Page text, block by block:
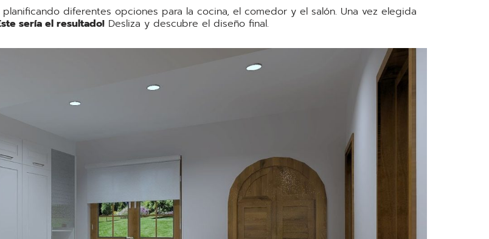
diferentes opciones para la cocina, el comedor y el salón. Una vez elegida
sería el resultado! Desliza y descubre el diseño final.